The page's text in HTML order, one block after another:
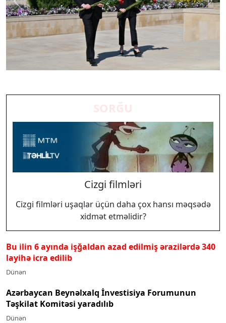
Previous Next
SORĞU
Cizgi filmləri
Cizgi filmləri uşaqlar üçün daha çox hansı məqsədə
xidmət etməlidir?
Bu ilin 6 ayında işğaldan azad edilmiş ərazilərdə 340
layihə icra edilib
Dünən
Azərbaycan Beynəlxalq İnvestisiya Forumunun
Təşkilat Komitəsi yaradılıb
Dünən